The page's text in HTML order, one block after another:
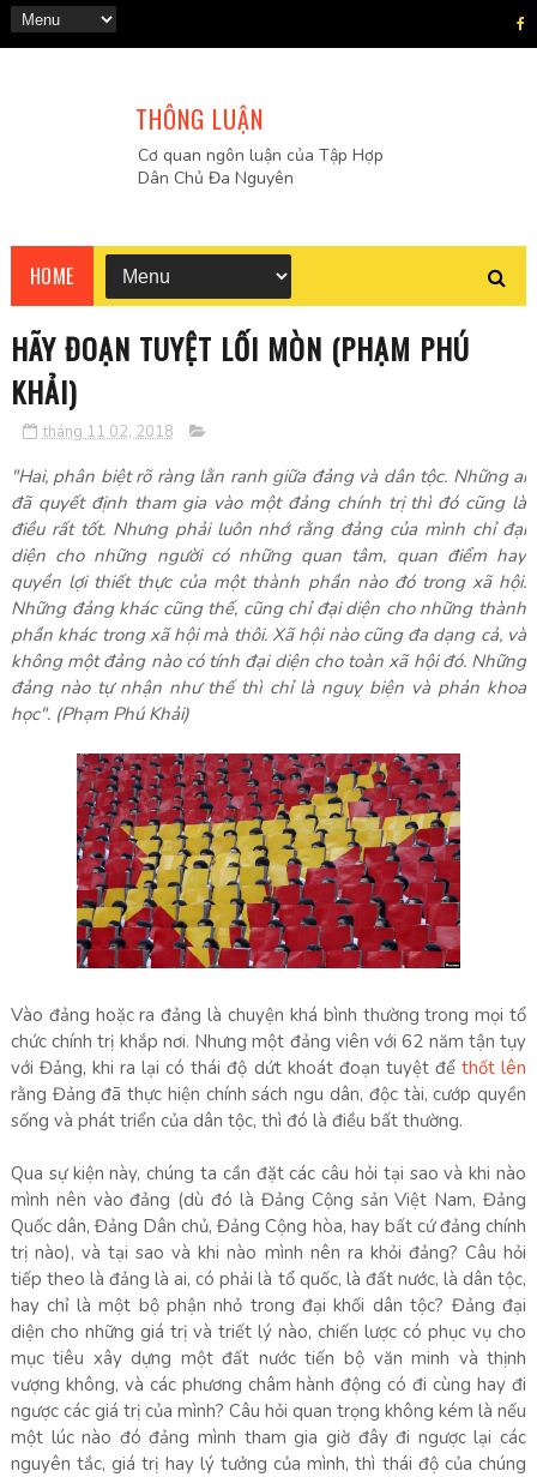
THÔNG LUẬN
Cơ quan ngôn luận của Tập Hợp
Dân Chủ Đa Nguyên
HOME
HÃY ĐOẠN TUYỆT LỐI MÒN (PHẠM PHÚ
KHẢI)
tháng 11 02, 2018
"Hai, phân biệt rõ ràng lằn ranh giữa đảng và dân tộc. Những ai
đã quyết định tham gia vào một đảng chính trị thì đó cũng là
điều rất tốt. Nhưng phải luôn nhớ rằng đảng của mình chỉ đại
diện cho những người có những quan tâm, quan điểm hay
quyền lợi thiết thực của một thành phần nào đó trong xã hội.
Những đảng khác cũng thế, cũng chỉ đại diện cho những thành
phần khác trong xã hội mà thôi. Xã hội nào cũng đa dạng cả, và
không một đảng nào có tính đại diện cho toàn xã hội đó. Những
đảng nào tự nhận như thế thì chỉ là nguỵ biện và phản khoa
học". (Phạm Phú Khải)
Vào đảng hoặc ra đảng là chuyện khá bình thường trong mọi tổ
chức chính trị khắp nơi. Nhưng một đảng viên với 62 năm tận tụy
với Đảng, khi ra lại có thái độ dứt khoát đoạn tuyệt để thốt lên
rằng Đảng đã thực hiện chính sách ngu dân, độc tài, cướp quyền
sống và phát triển của dân tộc, thì đó là điều bất thường.
Qua sự kiện này, chúng ta cần đặt các câu hỏi tại sao và khi nào
mình nên vào đảng (dù đó là Đảng Cộng sản Việt Nam, Đảng
Quốc dân, Đảng Dân chủ, Đảng Cộng hòa, hay bất cứ đảng chính
trị nào), và tại sao và khi nào mình nên ra khỏi đảng? Câu hỏi
tiếp theo là đảng là ai, có phải là tổ quốc, là đất nước, là dân tộc,
hay chỉ là một bộ phận nhỏ trong đại khối dân tộc? Đảng đại
diện cho những giá trị và triết lý nào, chiến lược có phục vụ cho
mục tiêu xây dựng một đất nước tiến bộ văn minh và thịnh
vượng không, và các phương châm hành động có đi cùng hay đi
ngược các giá trị của mình? Câu hỏi quan trọng không kém là nếu
một lúc nào đó đảng mình tham gia giờ đây đi ngược lại các
nguyên tắc, giá trị hay lý tưởng của mình, thì thái độ của chúng